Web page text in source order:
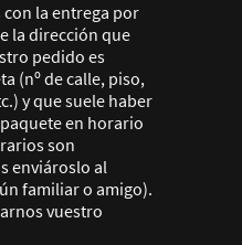
la entrega por
la dirección que
pedido es
(nº de calle, piso,
y que suele haber
en horario
son
enviároslo al
familiar o amigo).
vuestro